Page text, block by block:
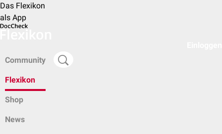
Das Flexikon
als App
Community
Flexikon
Shop
News